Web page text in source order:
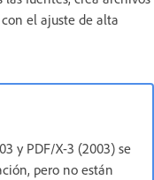
el ajuste de alta
y PDF/X-3 (2003) se
pero no están